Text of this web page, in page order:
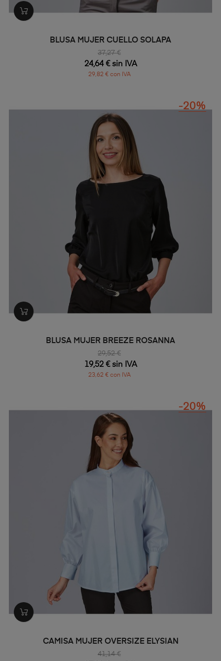
BLUSA MUJER CUELLO SOLAPA
37,27 €
24,64 € sin IVA
29,82 € con IVA
BLUSA MUJER BREEZE ROSANNA
29,52 €
-20%
19,52 € sin IVA
23,62 € con IVA
CAMISA MUJER OVERSIZE ELYSIAN
41,14 €
-20%